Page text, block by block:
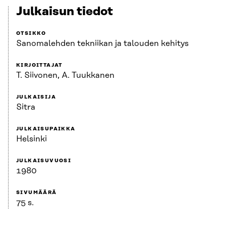
Julkaisun tiedot
OTSIKKO
Sanomalehden tekniikan ja talouden kehitys
KIRJOITTAJAT
T. Siivonen, A. Tuukkanen
JULKAISIJA
Sitra
JULKAISUPAIKKA
Helsinki
JULKAISUVUOSI
1980
SIVUMÄÄRÄ
75 s.